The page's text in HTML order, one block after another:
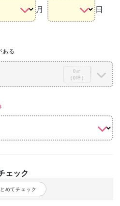
月 日
ある
0㎡
（0坪）
ェック
めてチェック